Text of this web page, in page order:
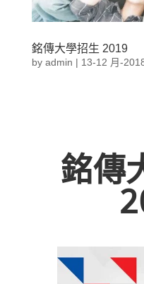
銘傳大學招生 2019
by admin | 13-12 月-
銘傳